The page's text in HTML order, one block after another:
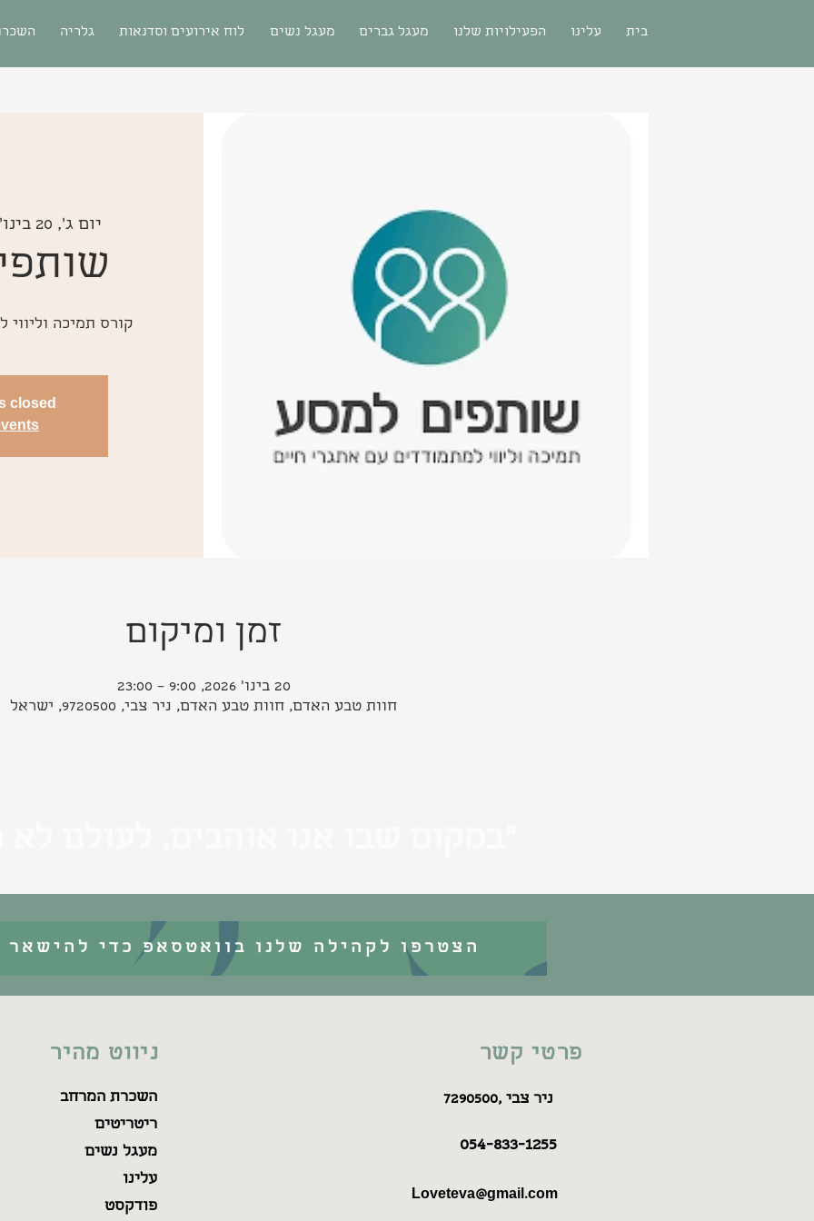
גלריה לוח אירועים וסדנאות מעגל נשים מעגל גברים הפעילויות שלנו עלינו בית
יום ג׳, 20 בינו׳
קורס תמיכה
closed
זמן ומיקום
20 בינו׳ 2026, 9:00 – 23:00
חוות טבע האדם, חוות טבע האדם, ניר צבי, 9720500, ישראל
הצטרפו לקהילה שלנו בוואטסאפ כדי להישאר
ניווט מהיר
השכרת המרחב
ריטריטים
מעגל נשים
עלינו
פודקסט
פרטי קשר
7290500, ניר צבי
054-833-1255
Loveteva@gmail.com